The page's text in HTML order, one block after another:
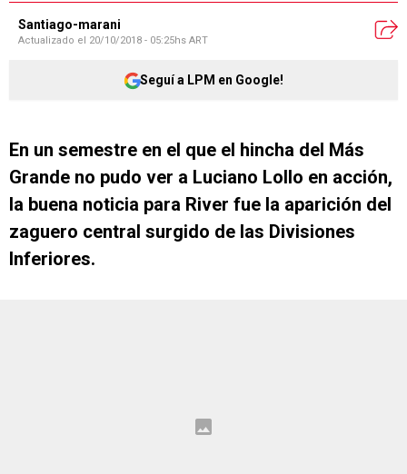
Santiago-marani
Actualizado el 20/10/2018 - 05:25hs ART
Seguí a LPM en Google!
En un semestre en el que el hincha del Más
Grande no pudo ver a Luciano Lollo en acción,
la buena noticia para River fue la aparición del
zaguero central surgido de las Divisiones
Inferiores.